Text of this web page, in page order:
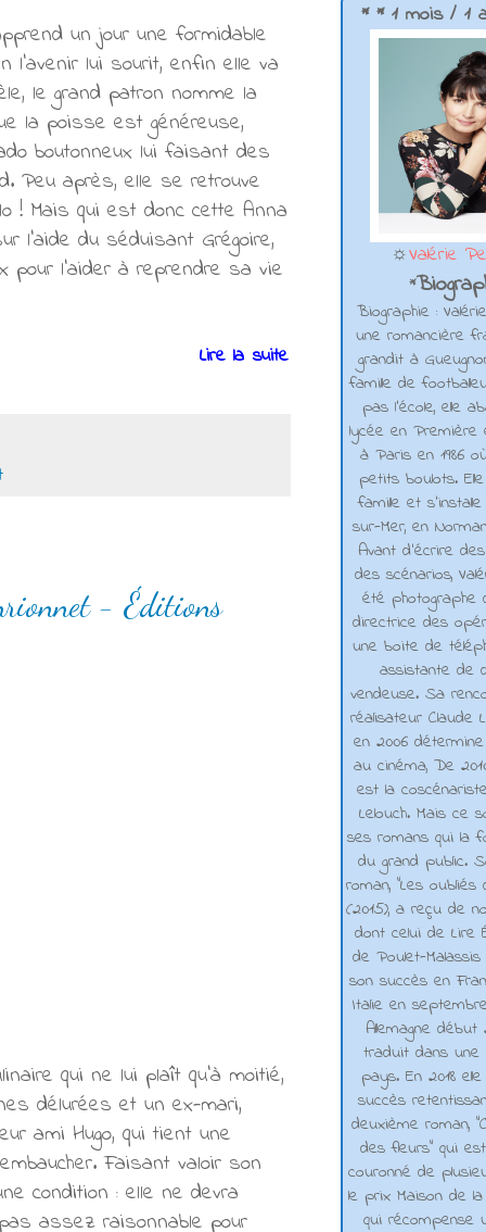
un jour une formidable
l'avenir lui sourit, enfin elle va
le grand patron nomme la
la poisse est généreuse,
boutonneux lui faisant des
Peu après, elle se retrouve
! Mais qui est donc cette Anna
l'aide du séduisant Grégoire,
pour l'aider à reprendre sa vie
Lire la suite
- Éditions
qui ne lui plaît qu'à moitié,
délurées et un ex-mari,
ami Hugo, qui tient une
Faisant valoir son
condition : elle ne devra
assez raisonnable pour
* * 1 mois / 1
☼Valérie
*
Biographie :
une romancière
grandit à
famille de
pas l'école, elle
lycée en
à Paris en 1986
petits boulots.
famille et
sur-Mer, en
Avant d’écrire
des scénarios,
été photographe
directrice des
une boite de
assistante de
vendeuse. Sa
réalisateur Claude
en 2006
au cinéma, De
est la
Lelouch. Mais ce
ses romans qui la
du grand public.
roman, "Les oubliés
(2015), a reçu de
dont celui de Lire
de Poulet-
son succès en
Italie en
Allemagne début
traduit dans une
pays. En 2018
succès
deuxième roman,
des fleurs" qui
couronné de
le prix Maison de la
qui récompense